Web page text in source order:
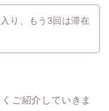
り、もう3回は滞在
ご紹介していきま